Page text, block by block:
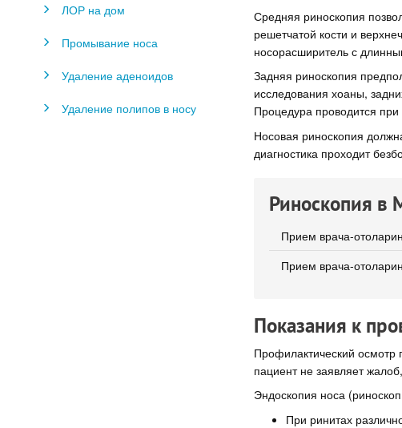
Средняя риноскопия
решетчатой кости и
носорасширитель с
Задняя риноскопия
исследования хоаны,
Процедура проводится
Носовая риноскопия
диагностика проходит
Риноскопия в
Прием врача-
Прием врача-
Показания к
Профилактический осмотр
пациент не заявляет
Эндоскопия носа
При ринитах
ЛОР на дом
Промывание носа
Удаление аденоидов
Удаление полипов в носу